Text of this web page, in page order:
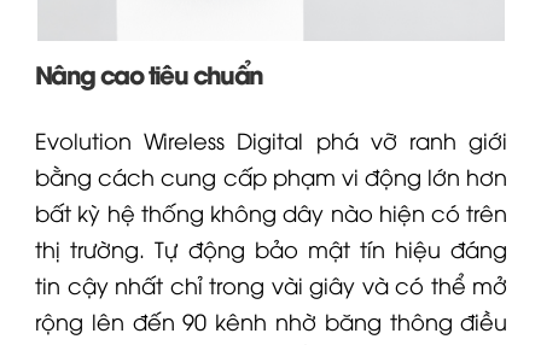
Nâng cao tiêu chuẩn
Evolution Wireless Digital phá vỡ ranh giới
bằng cách cung cấp phạm vi động lớn hơn
bất kỳ hệ thống không dây nào hiện có trên
thị trường. Tự động bảo mật tín hiệu đáng
tin cậy nhất chỉ trong vài giây và có thể mở
rộng lên đến 90 kênh nhờ băng thông điều